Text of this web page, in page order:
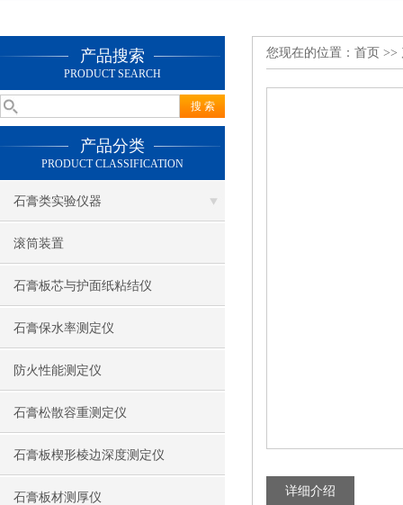
产品搜索
PRODUCT SEARCH
产品分类
PRODUCT CLASSIFICATION
石膏类实验仪器
滚筒装置
石膏板芯与护面纸粘结仪
石膏保水率测定仪
防火性能测定仪
石膏松散容重测定仪
石膏板楔形棱边深度测定仪
石膏板材测厚仪
您现在的位置： 首页 >>
详细介绍